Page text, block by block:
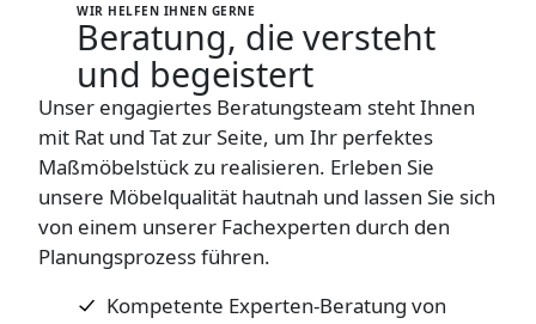
WIR HELFEN IHNEN GERNE
Beratung, die versteht
und begeistert
Unser engagiertes Beratungsteam steht Ihnen
mit Rat und Tat zur Seite, um Ihr perfektes
Maßmöbelstück zu realisieren. Erleben Sie
unsere Möbelqualität hautnah und lassen Sie sich
von einem unserer Fachexperten durch den
Planungsprozess führen.
Kompetente Experten-Beratung von